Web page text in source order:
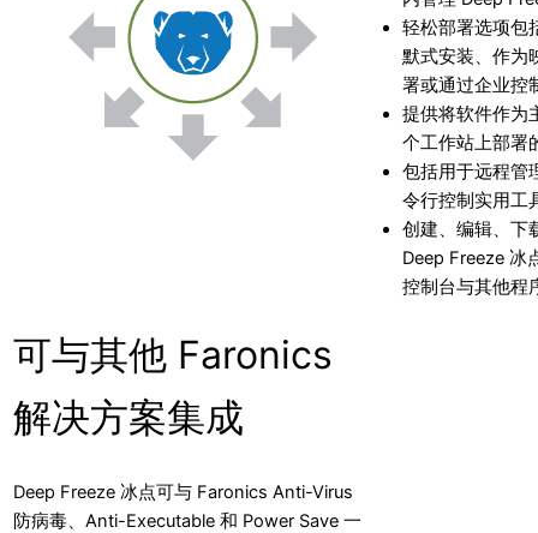
轻松部署选项包
默式安装、作为
署或通过企业控
提供将软件作为
个工作站上部署
包括用于远程管
令行控制实用工
创建、编辑、下
Deep Freeze 冰
控制台与其他程
可与其他 Faronics
解决方案集成
Deep Freeze 冰点可与 Faronics Anti-Virus
防病毒、Anti-Executable 和 Power Save 一